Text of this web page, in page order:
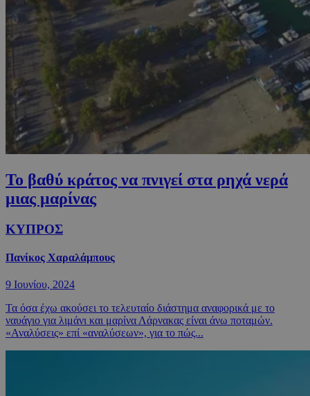
Το βαθύ κράτος να πνιγεί στα ρηχά νερά
μιας μαρίνας
ΚΥΠΡΟΣ
Πανίκος Χαραλάμπους
9 Ιουνίου, 2024
Τα όσα έχω ακούσει το τελευταίο διάστημα αναφορικά με το
ναυάγιο για λιμάνι και μαρίνα Λάρνακας είναι άνω ποταμών.
«Αναλύσεις» επί «αναλύσεων», για το πώς...